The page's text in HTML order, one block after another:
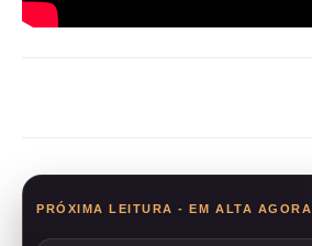
PRÓXIMA LEITURA - EM ALTA AGORA